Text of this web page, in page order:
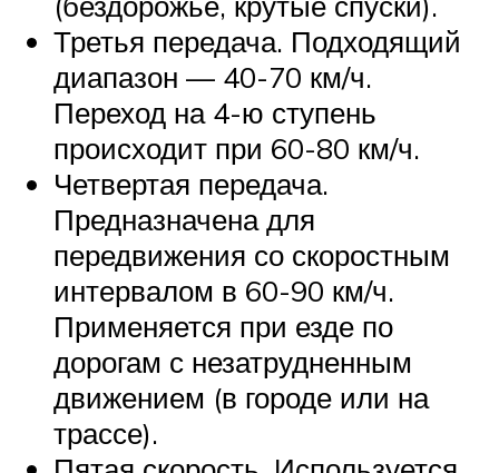
Третья передача. Подходящий
диапазон — 40-70 км/ч.
Переход на 4-ю ступень
происходит при 60-80 км/ч.
Четвертая передача.
Предназначена для
передвижения со скоростным
интервалом в 60-90 км/ч.
Применяется при езде по
дорогам с незатрудненным
движением (в городе или на
трассе).